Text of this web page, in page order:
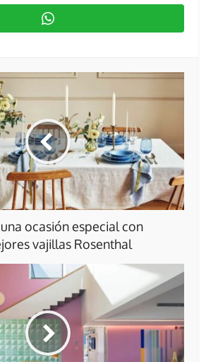
ocasión especial con
vajillas Rosenthal